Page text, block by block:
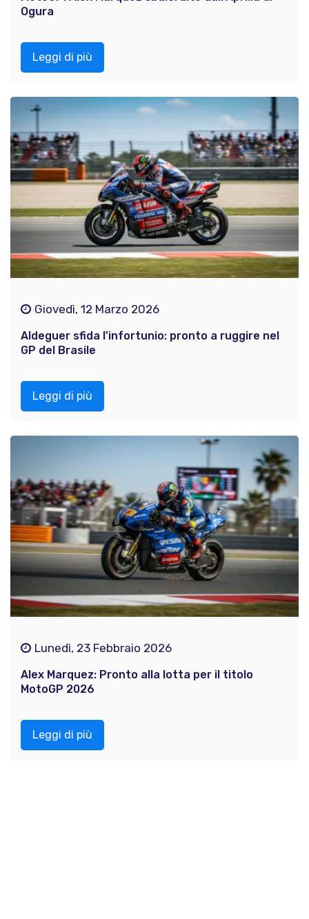
Ogura
Leggi di più
Giovedì, 12 Marzo 2026
Aldeguer sfida l'infortunio: pronto a ruggire nel
GP del Brasile
Leggi di più
Lunedì, 23 Febbraio 2026
Alex Marquez: Pronto alla lotta per il titolo
MotoGP 2026
Leggi di più